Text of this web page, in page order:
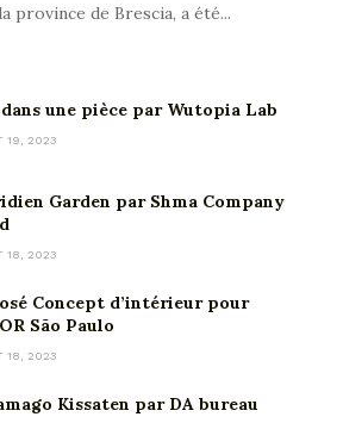
province de Brescia, a été...
une pièce par Wutopia Lab
19, 2023
Garden par Shma Company
18, 2023
Concept d’intérieur pour
São Paulo
18, 2023
Kissaten par DA bureau